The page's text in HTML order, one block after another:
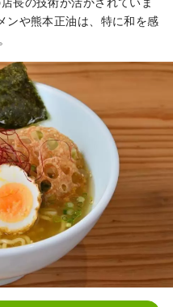
ンや熊本正油は、特に和を感